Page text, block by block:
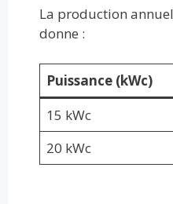
La production
donne :
Puissance (kWc)
15 kWc
20 kWc